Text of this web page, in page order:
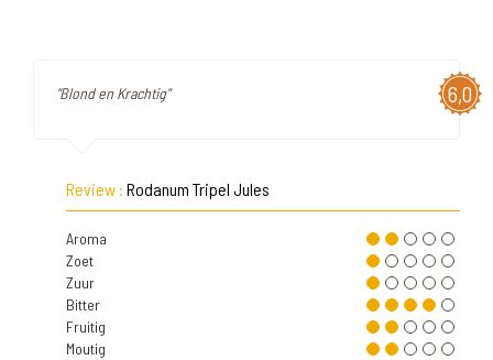
6,0
"Blond en Krachtig"
Review : Rodanum Tripel Jules
Aroma
Zoet
Zuur
Bitter
Fruitig
Moutig